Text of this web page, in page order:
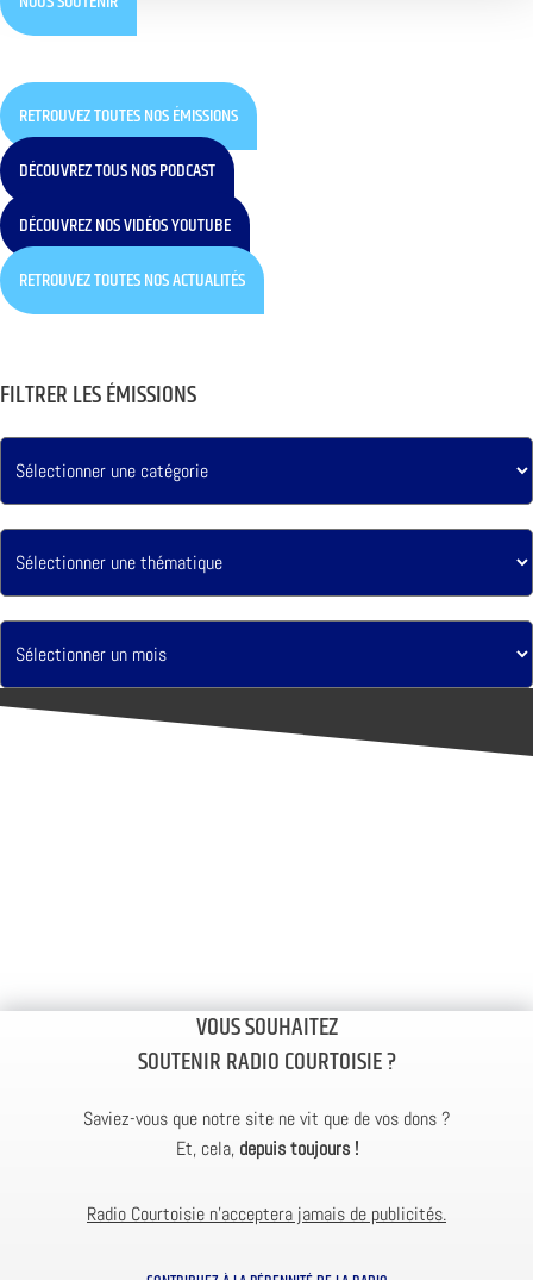
RETROUVEZ TOUTES NOS ÉMISSIONS
DÉCOUVREZ TOUS NOS PODCAST
DÉCOUVREZ NOS VIDÉOS YOUTUBE
RETROUVEZ TOUTES NOS ACTUALITÉS
FILTRER LES ÉMISSIONS
VOUS SOUHAITEZ
SOUTENIR RADIO COURTOISIE ?
Saviez-vous que notre site ne vit que de vos dons ?
Et, cela, depuis toujours !
Radio Courtoisie n’acceptera jamais de publicités.